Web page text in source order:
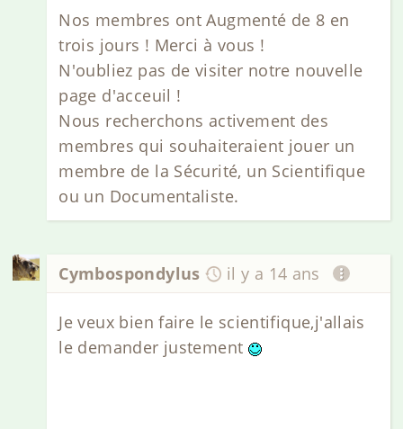
Nos membres ont Augmenté de 8 en
trois jours ! Merci à vous !
N'oubliez pas de visiter notre nouvelle
page d'acceuil !
Nous recherchons activement des
membres qui souhaiteraient jouer un
membre de la Sécurité, un Scientifique
ou un Documentaliste.
Cymbospondylus il y a 14 ans
Je veux bien faire le scientifique,j'allais
le demander justement